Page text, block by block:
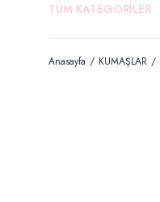
TÜM KATEGORİLER
Anasayfa KUMAŞLAR